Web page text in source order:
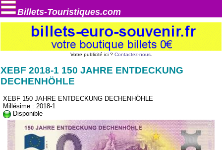
Billets-Touristiques.com
Votre publicité ici ? Contactez-nous.
XEBF 2018-1 150 JAHRE ENTDECKUNG
DECHENHÖHLE
XEBF 150 JAHRE ENTDECKUNG DECHENHÖHLE
Millésime : 2018-1
Disponible